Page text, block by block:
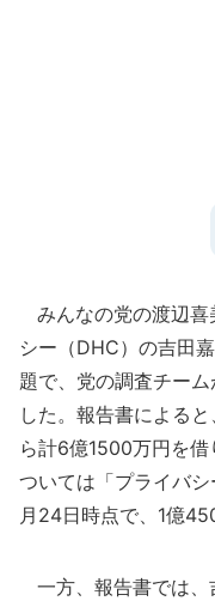
みんなの党の渡辺喜
シー（DHC）の吉田
題で、党の調査チー
した。報告書による
ら計6億1500万円を
ついては「プライバ
月24日時点で、1億
一方、報告書では、